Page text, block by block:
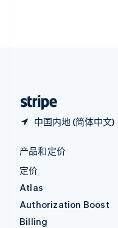
中国内地 (简体中文)
产品和定价
定价
Atlas
Authorization Boost
Billing